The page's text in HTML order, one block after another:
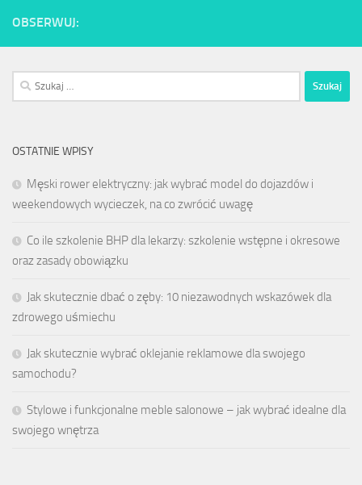
OBSERWUJ:
Szukaj:
OSTATNIE WPISY
Męski rower elektryczny: jak wybrać model do dojazdów i
weekendowych wycieczek, na co zwrócić uwagę
Co ile szkolenie BHP dla lekarzy: szkolenie wstępne i okresowe
oraz zasady obowiązku
Jak skutecznie dbać o zęby: 10 niezawodnych wskazówek dla
zdrowego uśmiechu
Jak skutecznie wybrać oklejanie reklamowe dla swojego
samochodu?
Stylowe i funkcjonalne meble salonowe – jak wybrać idealne dla
swojego wnętrza